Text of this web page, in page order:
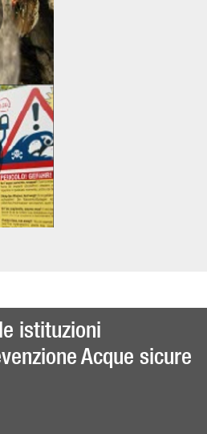
istituzioni
Acque sicure